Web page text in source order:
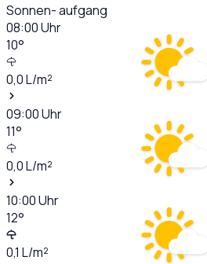
Sonnen- aufgang
08:00Uhr
10°
0,0L/m²
09:00Uhr
11°
0,0L/m²
10:00Uhr
12°
0,1 L/m²